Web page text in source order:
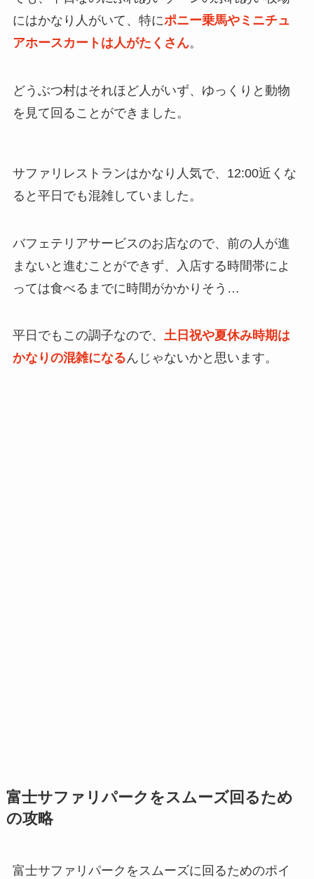
にはかなり人がいて、特にポニー乗馬やミニチュ
アホースカートは人がたくさん。
どうぶつ村はそれほど人がいず、ゆっくりと動物
を見て回ることができました。
サファリレストランはかなり人気で、12:00近くな
ると平日でも混雑していました。
バフェテリアサービスのお店なので、前の人が進
まないと進むことができず、入店する時間帯によ
っては食べるまでに時間がかかりそう…
平日でもこの調子なので、 土日祝や夏休み時期は
かなりの混雑になるんじゃないかと思います。
富士サファリパークをスムーズ回るため
の攻略
富士サファリパークをスムーズに回るためのポイ